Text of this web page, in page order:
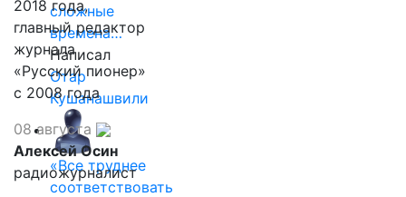
сложные
времена…
Написал
Отар
Кушанашвили
«Все труднее
соответствовать
2018 года,
главный редактор
журнала
«Русский пионер»
с 2008 года
08 августа
Алексей Осин
радиожурналист